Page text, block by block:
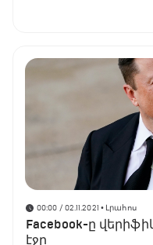
00:00 / 02.11.2021 • Լրահոս
Facebook-ը
էջը